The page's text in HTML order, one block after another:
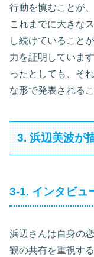
行動を慎むことが
これまでに大きな
し続けていること
力を証明していま
ったとしても、そ
な形で発表される
3. 浜辺美波が
3-1. インタビュ
浜辺さんは自身の
観の共有を重視す